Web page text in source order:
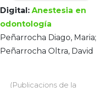
Digital: Anestesia en
odontología
Peñarrocha Diago, Maria;
Peñarrocha Oltra, David
(Publicacions de la